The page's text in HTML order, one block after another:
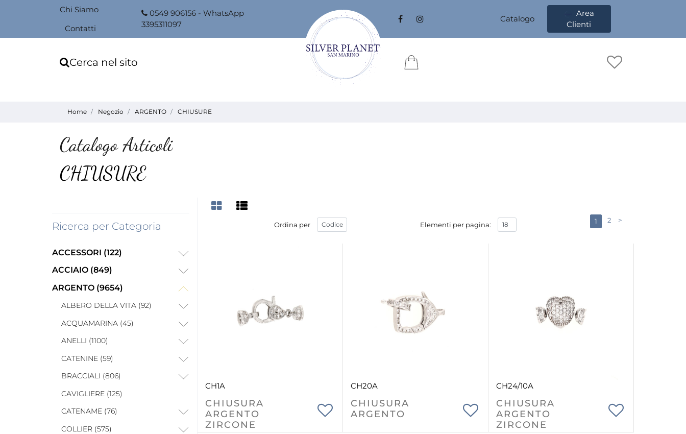
Chi Siamo
Contatti
0549 906156 - WhatsApp
3395311097
Catalogo
Area
Clienti
Cerca nel sito
Home Negozio ARGENTO CHIUSURE
Catalogo Articoli
CHIUSURE
Ricerca per Categoria
ACCESSORI (122)
ACCIAIO (849)
ARGENTO (9654)
ALBERO DELLA VITA (92)
ACQUAMARINA (45)
ANELLI (1100)
CATENINE (59)
BRACCIALI (806)
CAVIGLIERE (125)
CATENAME (76)
COLLIER (575)
Ordina per Elementi per pagina: 1 2 >
CH1A
CHIUSURA
ARGENTO
ZIRCONE
CH20A
CHIUSURA
ARGENTO
CH24/10A
CHIUSURA
ARGENTO
ZIRCONE